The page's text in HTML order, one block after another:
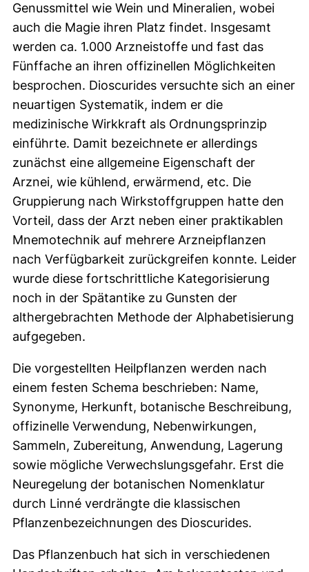
Genussmittel wie Wein und Mineralien, wobei
auch die Magie ihren Platz findet. Insgesamt
werden ca. 1.000 Arzneistoffe und fast das
Fünffache an ihren offizinellen Möglichkeiten
besprochen. Dioscurides versuchte sich an einer
neuartigen Systematik, indem er die
medizinische Wirkkraft als Ordnungsprinzip
einführte. Damit bezeichnete er allerdings
zunächst eine allgemeine Eigenschaft der
Arznei, wie kühlend, erwärmend, etc. Die
Gruppierung nach Wirkstoffgruppen hatte den
Vorteil, dass der Arzt neben einer praktikablen
Mnemotechnik auf mehrere Arzneipflanzen
nach Verfügbarkeit zurückgreifen konnte. Leider
wurde diese fortschrittliche Kategorisierung
noch in der Spätantike zu Gunsten der
althergebrachten Methode der Alphabetisierung
aufgegeben.
Die vorgestellten Heilpflanzen werden nach
einem festen Schema beschrieben: Name,
Synonyme, Herkunft, botanische Beschreibung,
offizinelle Verwendung, Nebenwirkungen,
Sammeln, Zubereitung, Anwendung, Lagerung
sowie mögliche Verwechslungsgefahr. Erst die
Neuregelung der botanischen Nomenklatur
durch Linné verdrängte die klassischen
Pflanzenbezeichnungen des Dioscurides.
Das Pflanzenbuch hat sich in verschiedenen